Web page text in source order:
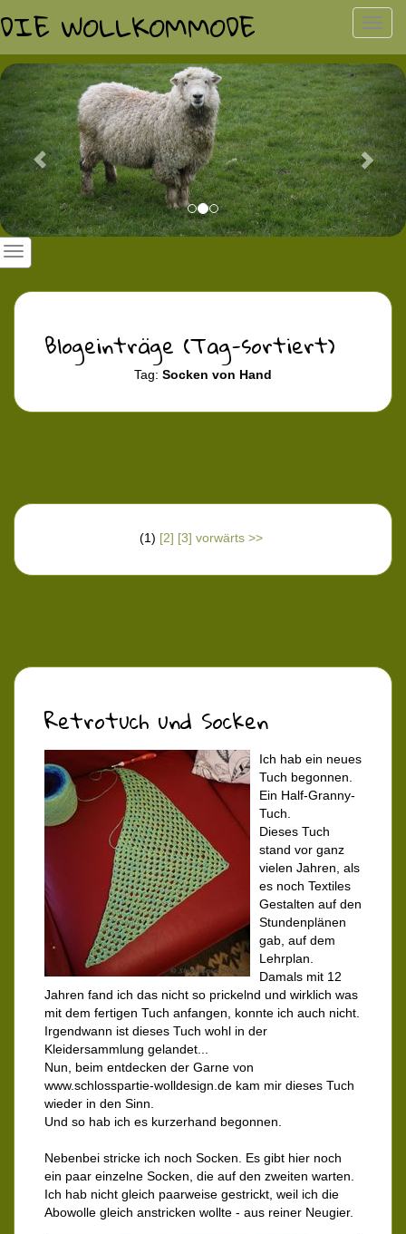
DIE WOLLKOMMODE
Previous
Blogeinträge (Tag-sortiert)
Tag: Socken von Hand
(1) [2] [3] vorwärts >>
Retrotuch und Socken
Ich hab ein neues
Tuch begonnen.
Ein Half-Granny-
Tuch.
Dieses Tuch
stand vor ganz
vielen Jahren, als
es noch Textiles
Gestalten auf den
Stundenplänen
gab, auf dem
Lehrplan.
Damals mit 12
Jahren fand ich das nicht so prickelnd und wirklich was
mit dem fertigen Tuch anfangen, konnte ich auch nicht.
Irgendwann ist dieses Tuch wohl in der
Kleidersammlung gelandet...
Nun, beim entdecken der Garne von
www.schlosspartie-wolldesign.de kam mir dieses Tuch
wieder in den Sinn.
Und so hab ich es kurzerhand begonnen.
Nebenbei stricke ich noch Socken. Es gibt hier noch
ein paar einzelne Socken, die auf den zweiten warten.
Ich hab nicht gleich paarweise gestrickt, weil ich die
Abowolle gleich anstricken wollte - aus reiner Neugier.